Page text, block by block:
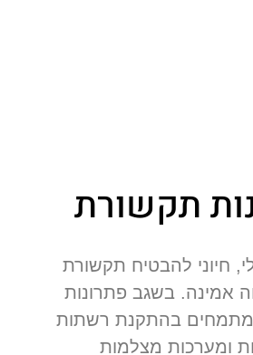
תקשורת
חיוני להבטיח תקשורת
אמינה. בשגב פתרונות
מתמחים בהתקנת רשתות
ומערכות מצלמות